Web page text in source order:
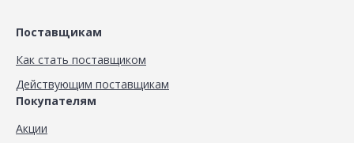
Поставщикам
Как стать поставщиком
Действующим поставщикам
Покупателям
Акции